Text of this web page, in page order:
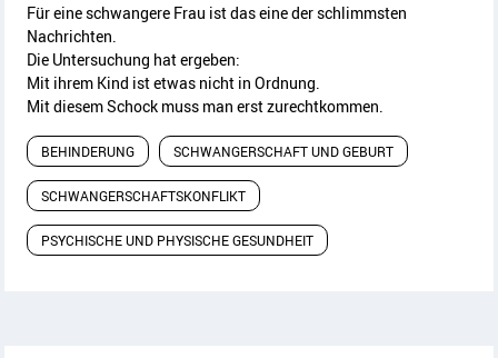
Für eine schwangere Frau ist das eine der schlimmsten
Nachrichten.
Die Untersuchung hat ergeben:
Mit ihrem Kind ist etwas nicht in Ordnung.
Mit diesem Schock muss man erst zurechtkommen.
BEHINDERUNG SCHWANGERSCHAFT UND GEBURT
SCHWANGERSCHAFTSKONFLIKT
PSYCHISCHE UND PHYSISCHE GESUNDHEIT